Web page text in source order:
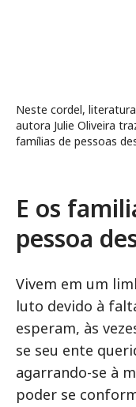
Neste cordel,
autora Julie Oliveira
famílias de pessoas
E os
pessoa
Vivem em um
luto devido à
esperam, às
se seu ente
agarrando-se à
poder se